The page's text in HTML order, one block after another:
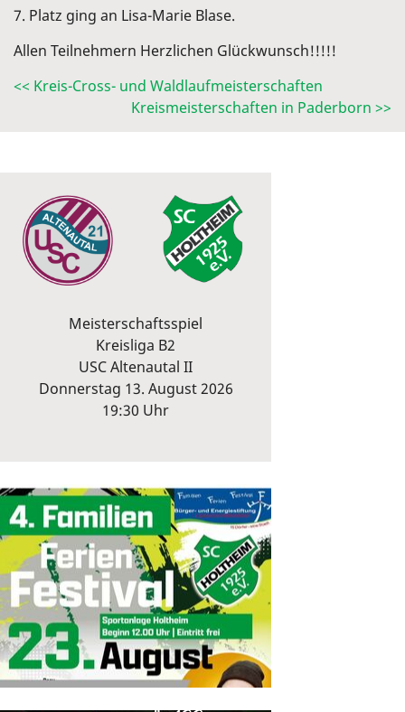
7. Platz ging an Lisa-Marie Blase.
Allen Teilnehmern Herzlichen Glückwunsch!!!!!
<< Kreis-Cross- und Waldlaufmeisterschaften
Kreismeisterschaften in Paderborn >>
Meisterschaftsspiel
Kreisliga B2
USC Altenautal II
Donnerstag 13. August 2026
19:30 Uhr